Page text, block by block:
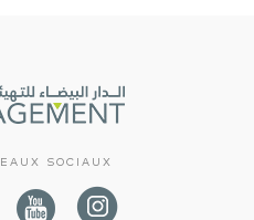
SOCIAUX